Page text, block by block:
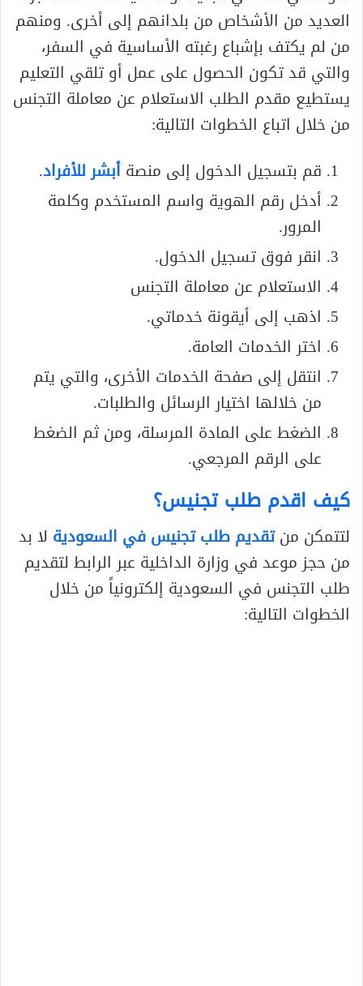
العديد من الأشخاص من بلدانهم إلى أخرى. ومنهم
من لم يكتف بإشباع رغبته الأساسية في السفر،
والتي قد تكون الحصول على عمل أو تلقي التعليم
يستطيع مقدم الطلب الاستعلام عن معاملة التجنس
من خلال اتباع الخطوات التالية:
قم بتسجيل الدخول إلى منصةأبشر للأفراد.
أدخل رقم الهوية واسم المستخدم وكلمة
المرور.
انقر فوق تسجيل الدخول.
الاستعلام عن معاملة التجنس
اذهب إلى أيقونة خدماتي.
اختر الخدمات العامة.
انتقل إلى صفحة الخدمات الأخرى، والتي يتم
من خلالها اختيار الرسائل والطلبات.
الضغط على المادة المرسلة، ومن ثم الضغط
على الرقم المرجعي.
كيف اقدم طلب تجنيس؟
لتتمكن منتقديم طلب تجنيس في السعودية لا بد
من حجز موعد في وزارة الداخلية عبر الرابط لتقديم
طلب التجنس في السعودية إلكترونياً من خلال
الخطوات التالية: